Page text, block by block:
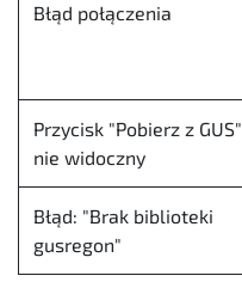
Błąd połączenia
Przycisk "Pobierz z GUS"
nie widoczny
Błąd: "Brak biblioteki
gusregon"